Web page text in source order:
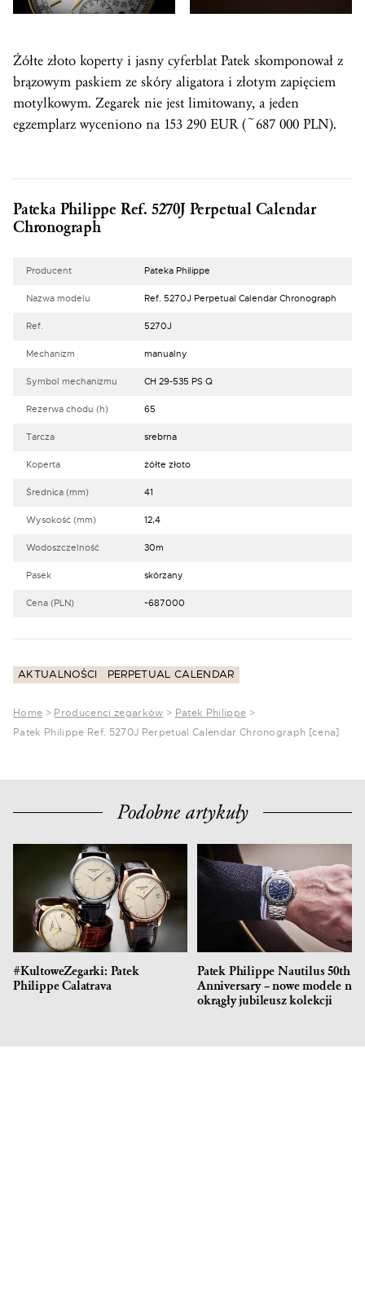
Żółte złoto koperty i jasny cyferblatPatek skomponował z
brązowym paskiem ze skóry aligatora i złotym zapięciem
motylkowym. Zegarek nie jest limitowany, a jeden
egzemplarz wyceniono na 153 290 EUR (~687 000 PLN).
Pateka Philippe Ref. 5270J Perpetual Calendar
Chronograph
Producent Pateka Philippe
Nazwa modelu Ref. 5270J Perpetual Calendar Chronograph
Ref. 5270J
Mechanizm manualny
Symbol mechanizmu CH 29-535 PS Q
Rezerwa chodu (h) 65
Tarcza srebrna
Koperta żółte złoto
Średnica (mm) 41
Wysokość (mm) 12,4
Wodoszczelność 30m
Pasek skórzany
Cena (PLN) ~687000
AKTUALNOŚCI PERPETUAL CALENDAR
Home > Producenci zegarków > Patek Philippe >
Patek Philippe Ref. 5270J Perpetual Calendar Chronograph [cena]
Podobne artykuły
#KultoweZegarki: Patek
Philippe Calatrava
Patek Philippe Nautilus 50th
Anniversary – nowe modele na
okrągły jubileusz kolekcji